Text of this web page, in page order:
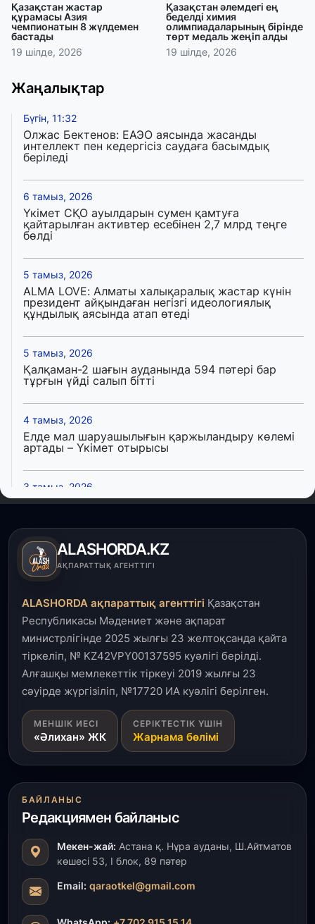
Қазақстан жастар
құрамасы Азия
чемпионатын 8 жүлдемен
бастады
19 шілде, 2026
Қазақстан әлемдегі ең
беделді химия
олимпиадаларының бірінде
төрт медаль жеңіп алды
19 шілде, 2026
Жаңалықтар
Бүгін, 11:32
Олжас Бектенов: ЕАЭО аясында жасанды
интеллект пен кедергісіз саудаға басымдық
беріледі
6 тамыз, 2026
Үкімет СҚО ауылдарын сумен қамтуға
қайтарылған активтер есебінен 2,7 млрд теңге
бөлді
5 тамыз, 2026
ALMA LOVE: Алматы халықаралық жастар күнін
президент айқындаған негізгі идеологиялық
құндылық аясында атап өтеді
5 тамыз, 2026
Қалқаман-2 шағын ауданында 594 пәтері бар
тұрғын үйді салып бітті
4 тамыз, 2026
Елде мал шаруашылығын қаржыландыру көлемі
артады – Үкімет отырысы
3 тамыз, 2026
Өңірлерде жаңа вокзалдар, су құбыры,
пайдалануға берілді
3 тамыз, 2026
салынып жатыр
1 тамыз, 2026
Кинопоиск Қазақстан азаматтарының ең
танымал онлайн-кинотеатрына айналды
31 шілде, 2026
Ақмола облысындағы кездесуде кәсіпкерлер мен
ұстаздар «Әділет» партиясына өз ұсыныстарын
айтты
ҚР Президенті Орталық Азия елдеріне
ұзақмерзімді ынтымақтастық жоспарын әзірлеуді
ұсынды
31 шілде, 2026
«Ауыл аманаты»: Түркістанда 30,2 млрд теңгеге
4 223 жоба қаржыландырылды
ALASHORDA.KZ
АҚПАРАТТЫҚ АГЕНТТІГІ
ALASHORDA ақпараттық агенттігі Қазақстан
Республикасы Мәдениет және ақпарат
министрлігінде 2025 жылғы 23 желтоқсанда қайта
тіркеліп, № KZ42VPY00137595 куәлігі берілді.
Алғашқы мемлекеттік тіркеуі 2019 жылғы 23
сәуірде жүргізіліп, №17720 ИА куәлігі берілген.
МЕНШІК ИЕСІ
«Әлихан» ЖК
СЕРІКТЕСТІК ҮШІН
Жарнама бөлімі
БАЙЛАНЫС
Редакциямен байланыс
Мекен-жай: Астана қ. Нұра ауданы, Ш.Айтматов
көшесі 53, І блок, 89 пәтер
Email: qaraotkel@gmail.com